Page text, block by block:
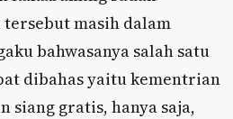
masih dalam
bahwasanya salah satu
dibahas yaitu kementrian
siang gratis, hanya saja,